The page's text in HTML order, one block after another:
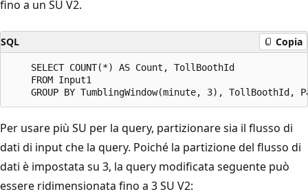
fino a un SU V2.
SQL Copia
    SELECT COUNT(*) AS Count, TollBoothId
    FROM Input1
Per usare più SU per la query, partizionare sia il flusso di
dati di input che la query. Poiché la partizione del flusso di
dati è impostata su 3, la query modificata seguente può
essere ridimensionata fino a 3 SU V2: